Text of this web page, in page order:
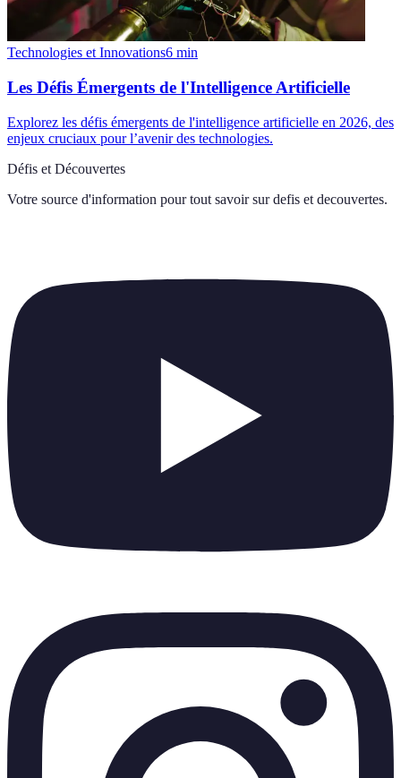
Technologies et Innovations6 min
Les Défis Émergents de l'Intelligence Artificielle
Explorez les défis émergents de l'intelligence artificielle en 2026, des
enjeux cruciaux pour l’avenir des technologies.
Défis et Découvertes
Votre source d'information pour tout savoir sur defis et decouvertes.